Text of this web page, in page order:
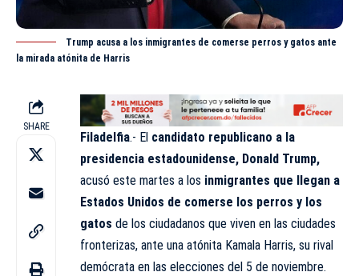
Trump acusa a los inmigrantes de comerse perros y gatos ante
la mirada atónita de Harris
SHARE
Filadelfia.- El candidato republicano a la
presidencia estadounidense, Donald Trump,
acusó este martes a los inmigrantes que llegan a
Estados Unidos de comerse los perros y los
gatos de los ciudadanos que viven en las ciudades
fronterizas, ante una atónita Kamala Harris, su rival
demócrata en las elecciones del 5 de noviembre.